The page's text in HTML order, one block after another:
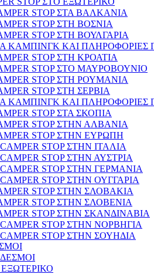
STOP ΣΤΑ ΒΑΛΚΑΝΙΑ
STOP ΣΤΗ ΒΟΣΝΙΑ
STOP ΣΤΗ ΒΟΥΛΓΑΡΙΑ
ΚΑΜΠΙΝΓΚ ΚΑΙ ΠΛΗΡΟΦΟΡΙΕΣ
STOP ΣΤΗ ΚΡΟΑΤΙΑ
STOP ΣΤΟ ΜΑΥΡΟΒΟΥΝΙΟ
STOP ΣΤΗ ΡΟΥΜΑΝΙΑ
STOP ΣΤΗ ΣΕΡΒΙΑ
ΚΑΜΠΙΝΓΚ ΚΑΙ ΠΛΗΡΟΦΟΡΙΕΣ
STOP ΣΤΑ ΣΚΟΠΙΑ
STOP ΣΤΗΝ ΑΛΒΑΝΙΑ
STOP ΣΤΗΝ ΕΥΡΩΠΗ
STOP ΣΤΗΝ ΙΤΑΛΙΑ
STOP ΣΤΗΝ ΑΥΣΤΡΙΑ
STOP ΣΤΗΝ ΓΕΡΜΑΝΙΑ
STOP ΣΤΗΝ ΟΥΓΓΑΡΙΑ
STOP ΣΤΗΝ ΣΛΟΒΑΚΙΑ
STOP ΣΤΗΝ ΣΛΟΒΕΝΙΑ
STOP ΣΤΗΝ ΣΚΑΝΔΙΝΑΒΙΑ
STOP ΣΤΗΝ ΝΟΡΒΗΓΙΑ
STOP ΣΤΗΝ ΣΟΥΗΔΙΑ